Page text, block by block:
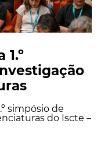
simpósio de
do Iscte –